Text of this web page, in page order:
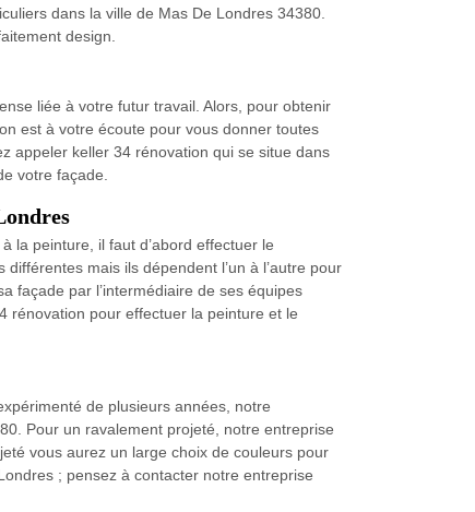
dans la ville de Mas De Londres 34380.
design.
liée à votre futur travail. Alors, pour obtenir
est à votre écoute pour vous donner toutes
appeler keller 34 rénovation qui se situe dans
votre façade.
la peinture, il faut d’abord effectuer le
mais ils dépendent l’un à l’autre pour
façade par l’intermédiaire de ses équipes
rénovation pour effectuer la peinture et le
de plusieurs années, notre
Pour un ravalement projeté, notre entreprise
vous aurez un large choix de couleurs pour
; pensez à contacter notre entreprise